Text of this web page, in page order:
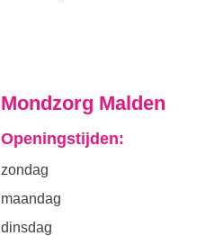
Mondzorg Malden
Openingstijden:
zondag
maandag
dinsdag